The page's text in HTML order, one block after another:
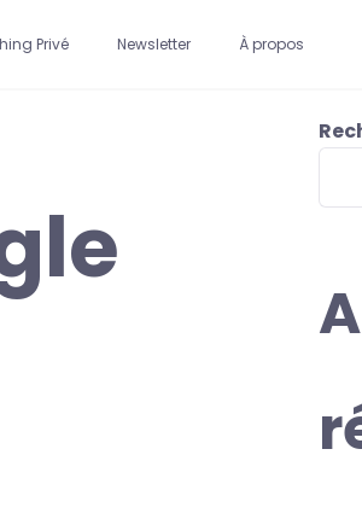
Privé Newsletter À propos